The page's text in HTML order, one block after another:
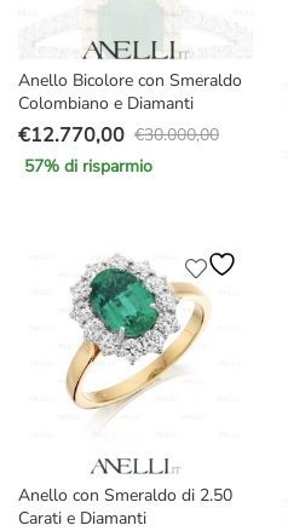
Anello Bicolore con Smeraldo
Colombiano e Diamanti
€30.000,00
Il
prezzo
€30.000,00.
€12.770,00
Il
prezzo
€12.770,00.
57% di risparmio
Anello con Smeraldo di 2.50
Carati e Diamanti